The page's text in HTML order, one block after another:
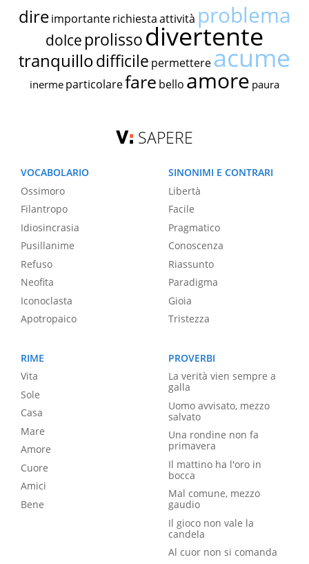
dire importante richiestaattività problema
dolce prolissodivertente
tranquillodifficile permettereacume
inerme particolarefare bello amore paura
SAPERE
VOCABOLARIO
Ossimoro
Filantropo
Idiosincrasia
Pusillanime
Refuso
Neofita
Iconoclasta
Apotropaico
SINONIMI E CONTRARI
Libertà
Facile
Pragmatico
Conoscenza
Riassunto
Paradigma
Gioia
Tristezza
RIME
Vita
Sole
Casa
Mare
Amore
Cuore
Amici
Bene
PROVERBI
La verità vien sempre a
galla
Uomo avvisato, mezzo
salvato
Una rondine non fa
primavera
Il mattino ha l'oro in
bocca
Mal comune, mezzo
gaudio
Il gioco non vale la
candela
Al cuor non si comanda